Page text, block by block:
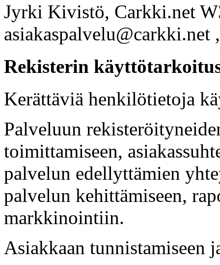
Jyrki Kivistö, Carkki.net
asiakaspalvelu@carkki.net
Rekisterin
Kerättäviä henkilötietoja
Palveluun
toimittamiseen,
palvelun edellyttämien
palvelun kehittämiseen,
markkinointiin.
Asiakkaan tunnistamiseen